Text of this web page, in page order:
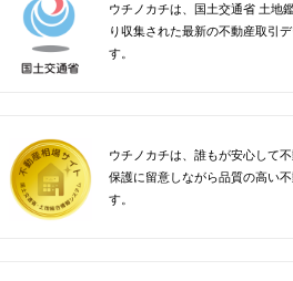
ウチノカチは、国土交通省 土地
り収集された最新の不動産取引
す。
ウチノカチは、誰もが安心して
保護に留意しながら品質の高い
す。